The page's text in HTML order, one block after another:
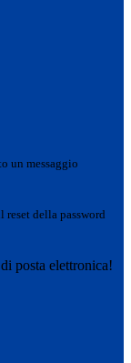
un messaggio
reset della password
posta elettronica!